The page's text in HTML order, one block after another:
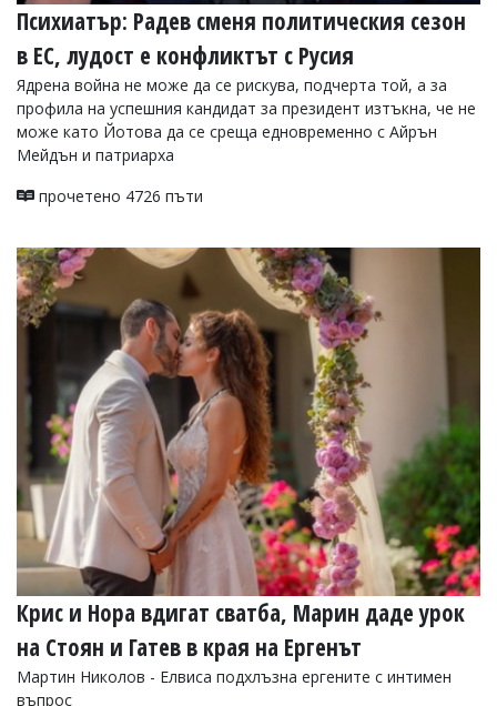
Психиатър: Радев сменя политическия сезон
в ЕС, лудост е конфликтът с Русия
Ядрена война не може да се рискува, подчерта той, а за
профила на успешния кандидат за президент изтъкна, че не
може като Йотова да се среща едновременно с Айрън
Мейдън и патриарха
прочетено 4726 пъти
Крис и Нора вдигат сватба, Марин даде урок
на Стоян и Гатев в края на Ергенът
Мартин Николов - Елвиса подхлъзна ергените с интимен
въпрос